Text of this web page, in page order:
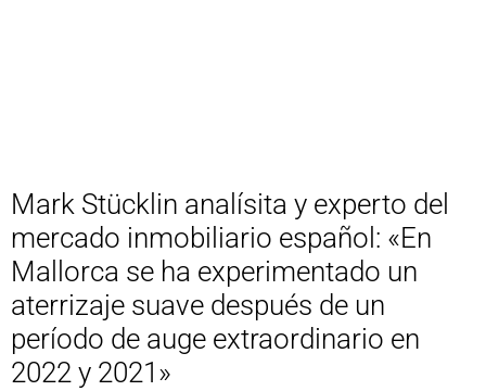
Mark Stücklin analísita y experto del
mercado inmobiliario español: «En
Mallorca se ha experimentado un
aterrizaje suave después de un
período de auge extraordinario en
2022 y 2021»